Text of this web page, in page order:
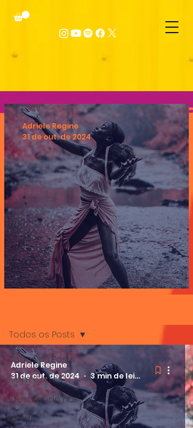
Contos de morte e vida
Adriele Regine
31 de out. de 2024
Todos os Posts
'Sem Cortes'
'Desatando nós'
BRILHA!
Todos os Posts
Adriele Regine
31 de out. de 2024
3 min de leitura